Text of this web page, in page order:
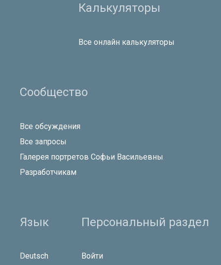
Калькуляторы
Все онлайн калькуляторы
Сообщество
Все обсуждения
Все запросы
Галерея портретов Софьи Васильевны
Разработчикам
Язык
Deutsch
Персональный раздел
Войти